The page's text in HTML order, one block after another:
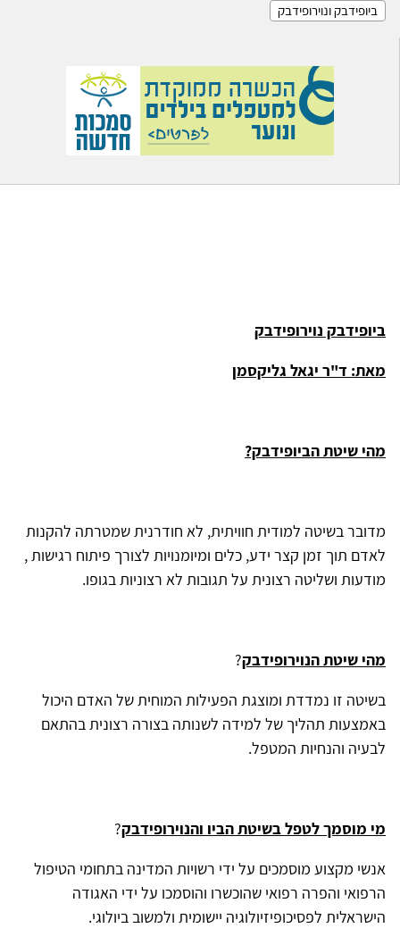
ביופידבק ונוירופידבק
ביופידבק נוירופידבק
מאת: ד"ר יגאל גליקסמן
מהי שיטת הביופידבק?
מדובר בשיטה למודית חוויתית, לא חודרנית שמטרתה להקנות
לאדם תוך זמן קצר ידע, כלים ומיומנויות לצורך פיתוח רגישות ,
מודעות ושליטה רצונית על תגובות לא רצוניות בגופו.
מהי שיטת הנוירופידבק?
בשיטה זו נמדדת ומוצגת הפעילות המוחית של האדם היכול
באמצעות תהליך של למידה לשנותה בצורה רצונית בהתאם
לבעיה והנחיות המטפל.
מי מוסמך לטפל בשיטת הביו והנוירופידבק?
אנשי מקצוע מוסמכים על ידי רשויות המדינה בתחומי הטיפול
הרפואי והפרה רפואי שהוכשרו והוסמכו על ידי האגודה
הישראלית לפסיכופיזיולוגיה יישומית ולמשוב ביולוגי.